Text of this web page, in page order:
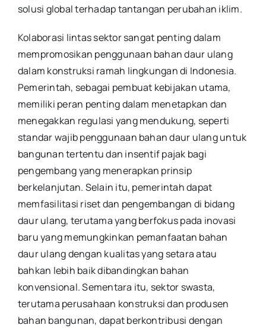
solusi global terhadap tantangan perubahan iklim.
Kolaborasi lintas sektor sangat penting dalam
mempromosikan penggunaan bahan daur ulang
dalam konstruksi ramah lingkungan di Indonesia.
Pemerintah, sebagai pembuat kebijakan utama,
memiliki peran penting dalam menetapkan dan
menegakkan regulasi yang mendukung, seperti
standar wajib penggunaan bahan daur ulang untuk
bangunan tertentu dan insentif pajak bagi
pengembang yang menerapkan prinsip
berkelanjutan. Selain itu, pemerintah dapat
memfasilitasi riset dan pengembangan di bidang
daur ulang, terutama yang berfokus pada inovasi
baru yang memungkinkan pemanfaatan bahan
daur ulang dengan kualitas yang setara atau
bahkan lebih baik dibandingkan bahan
konvensional. Sementara itu, sektor swasta,
terutama perusahaan konstruksi dan produsen
bahan bangunan, dapat berkontribusi dengan